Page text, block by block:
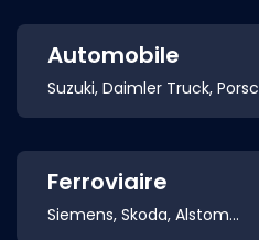
Automobile
Suzuki, Daimler Truck,
Ferroviaire
Siemens, Skoda, Alstom...